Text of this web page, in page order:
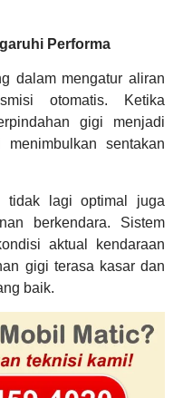
Performa
dalam mengatur aliran
otomatis. Ketika
gigi menjadi
sentakan
tidak lagi optimal juga
berkendara. Sistem
aktual kendaraan
gigi terasa kasar dan
baik.